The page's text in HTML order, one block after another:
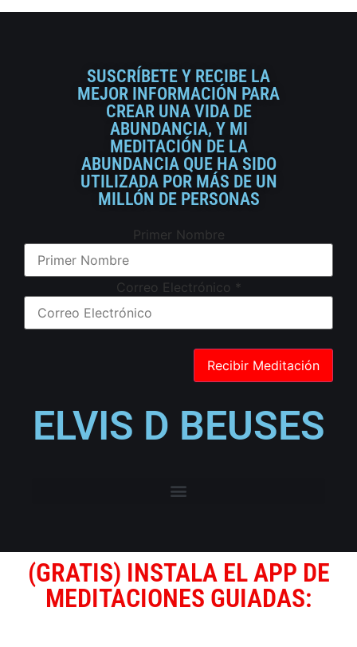
SUSCRÍBETE Y RECIBE LA
MEJOR INFORMACIÓN PARA
CREAR UNA VIDA DE
ABUNDANCIA, Y MI
MEDITACIÓN DE LA
ABUNDANCIA QUE HA SIDO
UTILIZADA POR MÁS DE UN
MILLÓN DE PERSONAS
Primer Nombre
Correo Electrónico *
ELVIS D BEUSES
(GRATIS) INSTALA EL APP DE
MEDITACIONES GUIADAS: